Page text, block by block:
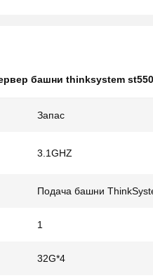
башни thinksystem
Запас
3.1GHZ
Подача башни
1
32G*4